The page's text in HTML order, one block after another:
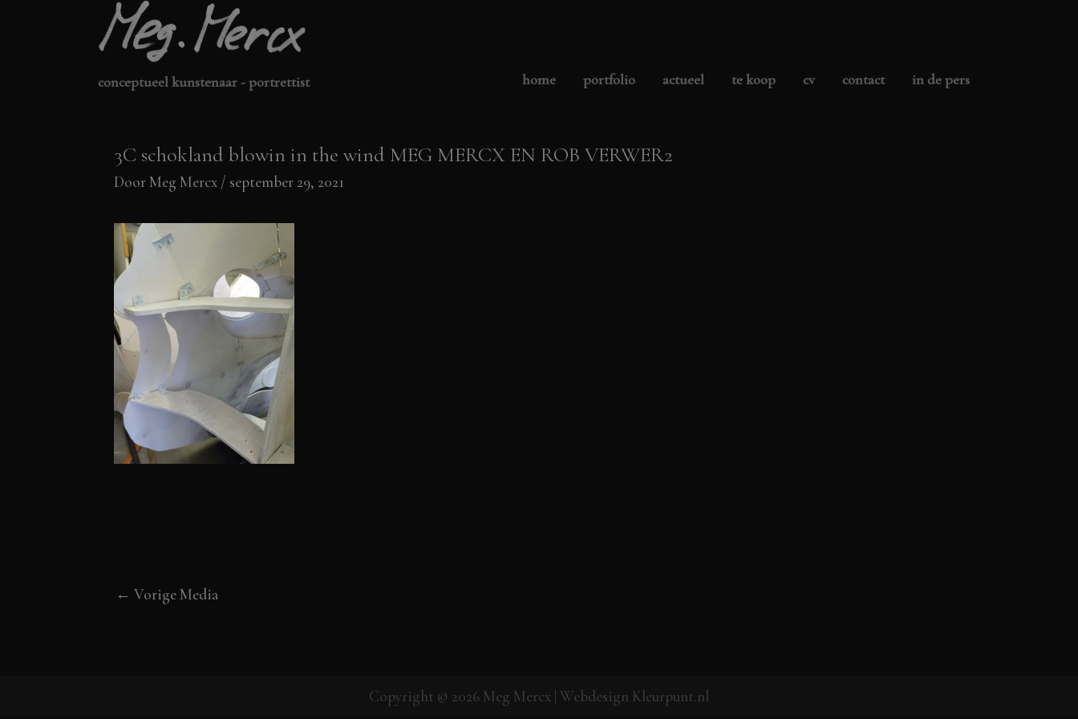
conceptueel kunstenaar - portrettist home portfolio actueel te koop cv contact in de pers
3C schokland blowin in the wind MEG MERCX EN ROB VERWER2
Door Meg Mercx / september 29, 2021
← Vorige Media
Copyright © 2026 Meg Mercx | Webdesign Kleurpunt.nl